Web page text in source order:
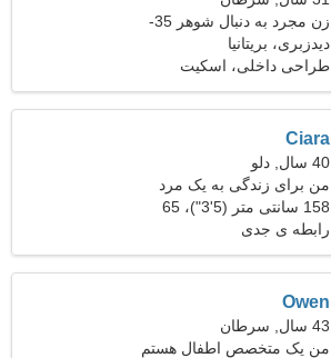
زن مجرد به دنبال شوهر 35-
40
دیدزبری، بریتانیا
طراحی داخلی، اسکیت
Ciara
40 سال, دلو
من برای زندگی به یک مرد
مهربان نیاز دارم
158 سانتی متر (5'3")، 65
کیلوگرم (143 پوند)
رابطه ی جدی
Owen
43 سال, سرطان
من یک متخصص اطفال هستم